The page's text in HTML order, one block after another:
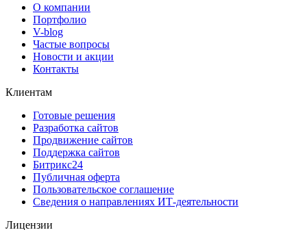
О компании
Портфолио
V-blog
Частые вопросы
Новости и акции
Контакты
Клиентам
Готовые решения
Разработка сайтов
Продвижение сайтов
Поддержка сайтов
Битрикс24
Публичная оферта
Пользовательское соглашение
Сведения о направлениях ИТ-деятельности
Лицензии